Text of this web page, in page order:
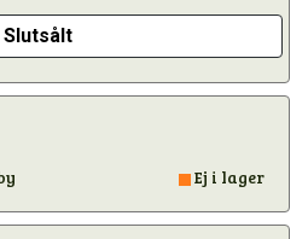
Slutsålt
Ej i lager